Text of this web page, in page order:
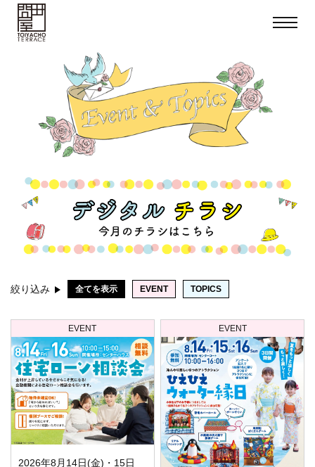
toggle
絞り込み 全てを表示 EVENT TOPICS
EVENT
2026年8月14日(金)・15日
EVENT